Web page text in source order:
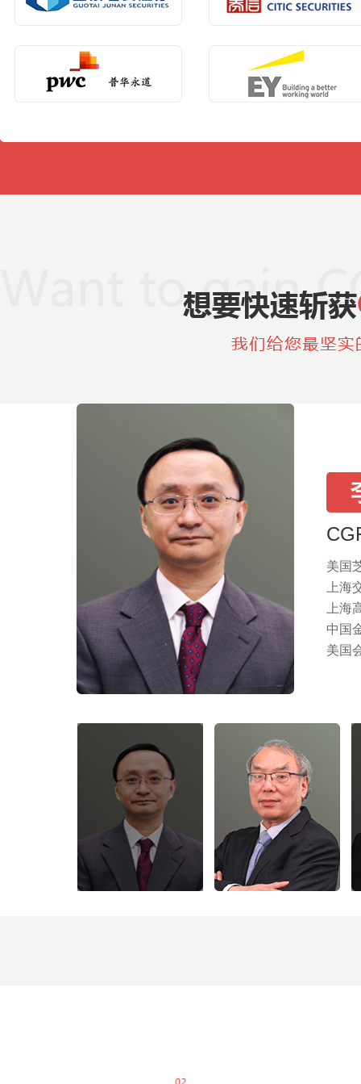
美国
上海
上海
中国
美国